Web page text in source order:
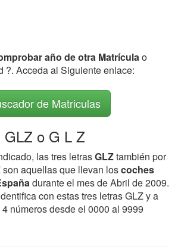
año de otra Matrículao
?. Acceda al Siguiente enlace:
de Matriculas
GLZ o G L Z
las tres letrasGLZtambién por
son aquellas que llevan loscoches
durante el mes de Abril de 2009.
con estas tres letras GLZ y a
números desde el 0000 al 9999